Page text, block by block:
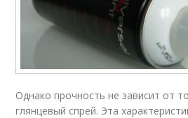
Однако прочность не зависит от
глянцевый спрей. Эта